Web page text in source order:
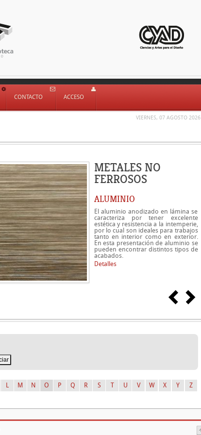
CONTACTO ACCESO
VIERNES, 07 AGOSTO 2026
METALES NO
FERROSOS
ALUMINIO
El aluminio anodizado en lámina se
caracteriza por tener excelente
estética y resistencia a la intemperie,
por lo cual son ideales para trabajos
tanto en interior como en exterior.
En esta presentación de aluminio se
pueden encontrar distintos tipos de
acabados.
Detalles
L M N O P Q R S T U V W X Y Z